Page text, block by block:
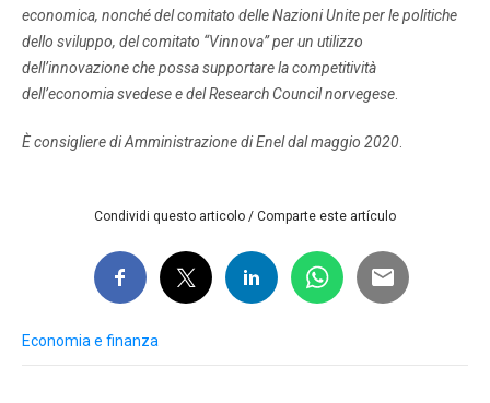
economica, nonché del comitato delle Nazioni Unite per le politiche
dello sviluppo, del comitato “Vinnova” per un utilizzo
dell’innovazione che possa supportare la competitività
dell’economia svedese e del Research Council norvegese
È consigliere di Amministrazione di Enel dal maggio 2020
Condividi questo articolo / Comparte este artículo
Economia e finanza